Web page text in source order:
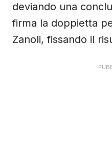
deviando una
firma la doppietta
Zanoli, fissando il